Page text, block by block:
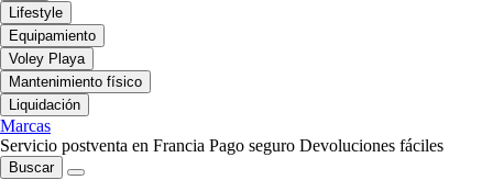
Lifestyle
Equipamiento
Voley Playa
Mantenimiento físico
Liquidación
Marcas
Servicio postventa en Francia Pago seguro Devoluciones fáciles
Buscar